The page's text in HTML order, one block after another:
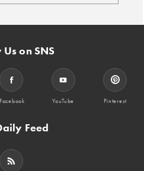
on SNS
Facebook YouTube Pinterest
Feed